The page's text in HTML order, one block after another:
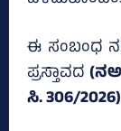
ಈ ಸಂಬಂಧ
ಪ್ರಸ್ತಾವದ
ಸಿ. 306/2026)